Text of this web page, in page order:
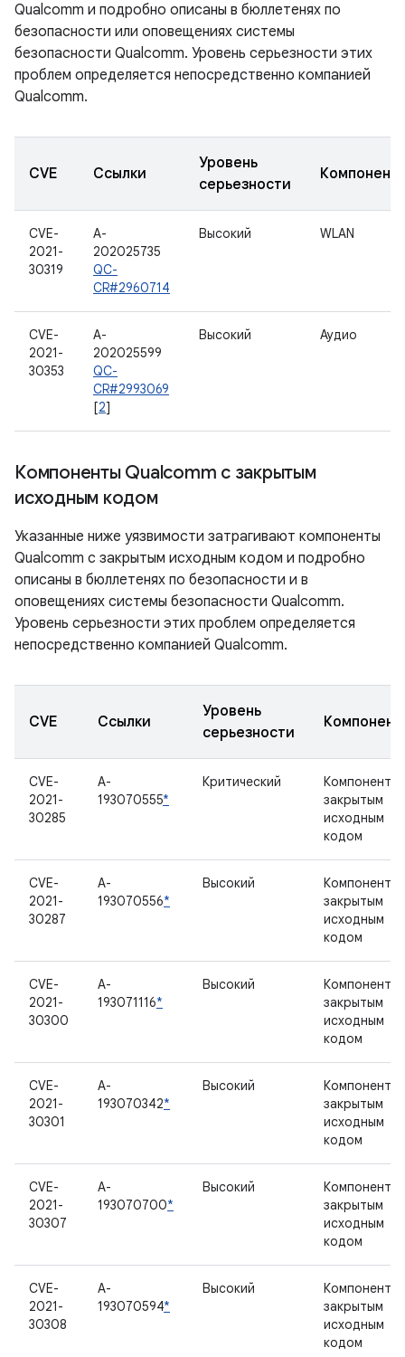
Qualcomm и подробно описаны в бюллетенях по
безопасности или оповещениях системы
безопасности Qualcomm. Уровень серьезности этих
проблем определяется непосредственно компанией
Qualcomm.
CVE Ссылки
Уровень
серьезности
Компонент
CVE-
2021-
30319
A-
202025735
QC-
CR#2960714
Высокий WLAN
CVE-
2021-
30353
A-
202025599
QC-
CR#2993069
[2]
Высокий Аудио
Компоненты Qualcomm с закрытым
исходным кодом
Указанные ниже уязвимости затрагивают компоненты
Qualcomm с закрытым исходным кодом и подробно
описаны в бюллетенях по безопасности и в
оповещениях системы безопасности Qualcomm.
Уровень серьезности этих проблем определяется
непосредственно компанией Qualcomm.
CVE Ссылки
Уровень
серьезности
Компонент
CVE-
2021-
30285
A-
193070555*
Критический
Компонент с
закрытым
исходным
кодом
CVE-
2021-
30287
A-
193070556*
Высокий
Компонент с
закрытым
исходным
кодом
CVE-
2021-
30300
A-
193071116*
Высокий
Компонент с
закрытым
исходным
кодом
CVE-
2021-
30301
A-
193070342*
Высокий
Компонент с
закрытым
исходным
кодом
CVE-
2021-
30307
A-
193070700*
Высокий
Компонент с
закрытым
исходным
кодом
CVE-
2021-
30308
A-
193070594*
Высокий
Компонент с
закрытым
исходным
кодом